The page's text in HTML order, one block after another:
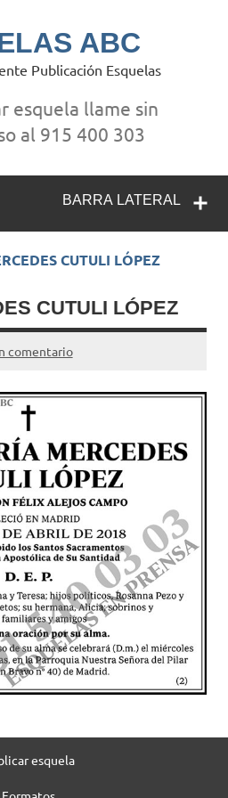
ABC
Publicación Esquelas
esquela llame sin
al 915 400 303
BARRA LATERAL
CUTULI LÓPEZ
CUTULI LÓPEZ
comentario
esquela